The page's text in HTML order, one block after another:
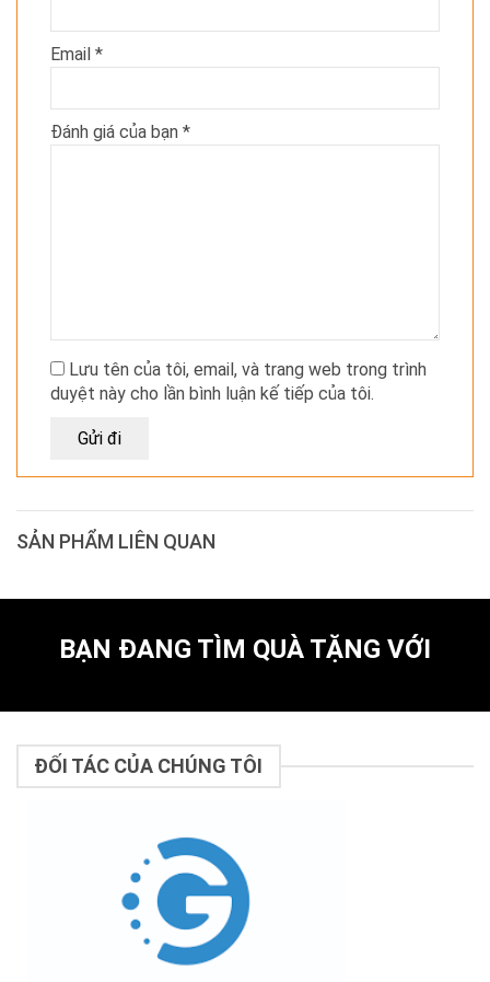
Email *
Đánh giá của bạn *
Lưu tên của tôi, email, và trang web trong trình
duyệt này cho lần bình luận kế tiếp của tôi.
SẢN PHẨM LIÊN QUAN
BẠN ĐANG TÌM QUÀ TẶNG VỚI
ĐỐI TÁC CỦA CHÚNG TÔI